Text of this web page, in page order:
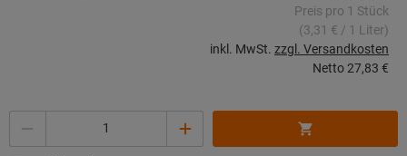
Preis pro 1 Stück
(3,31 € / 1 Liter)
inkl. MwSt. zzgl. Versandkosten
Netto27,83 €